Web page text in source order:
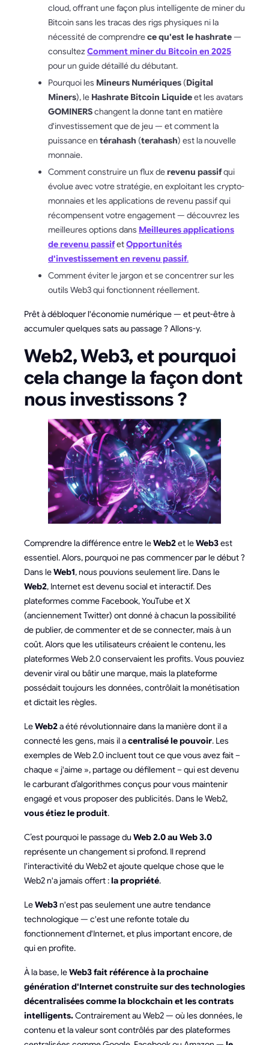
cloud, offrant une façon plus intelligente de miner du
Bitcoin sans les tracas des rigs physiques ni la
nécessité de comprendrece qu'est le hashrate—
consultezComment miner du Bitcoin en 2025
pour un guide détaillé du débutant.
Pourquoi les Mineurs Numériques (Digital
Miners), le Hashrate Bitcoin Liquideet les avatars
GOMINERSchangent la donne tant en matière
d'investissement que de jeu — et comment la
puissance en térahash (terahash) est la nouvelle
monnaie.
Comment construire un flux derevenu passifqui
évolue avec votre stratégie, en exploitant les crypto-
monnaies et les applications de revenu passif qui
récompensent votre engagement — découvrez les
meilleures options dans Meilleures applications
de revenu passifetOpportunités
d'investissement en revenu passif.
Comment éviter le jargon et se concentrer sur les
outils Web3 qui fonctionnent réellement.
Prêt à débloquer l'économie numérique — et peut-être à
accumuler quelques sats au passage ? Allons-y.
Web2, Web3, et pourquoi
cela change la façon dont
nous investissons ?
Comprendre la différence entre leWeb2et leWeb3est
essentiel. Alors, pourquoi ne pas commencer par le début ?
Dans leWeb1, nous pouvions seulement lire. Dans le
Web2, Internet est devenu social et interactif. Des
plateformes comme Facebook, YouTube et X
(anciennement Twitter) ont donné à chacun la possibilité
de publier, de commenter et de se connecter, mais à un
coût. Alors que les utilisateurs créaient le contenu, les
plateformes Web 2.0 conservaient les profits. Vous pouviez
devenir viral ou bâtir une marque, mais la plateforme
possédait toujours les données, contrôlait la monétisation
et dictait les règles.
LeWeb2a été révolutionnaire dans la manière dont il a
connecté les gens, mais il acentralisé le pouvoir. Les
exemples de Web 2.0 incluent tout ce que vous avez fait –
chaque « j'aime », partage ou défilement – qui est devenu
le carburant d’algorithmes conçus pour vous maintenir
engagé et vous proposer des publicités. Dans le Web2,
vous étiez le produit.
C’est pourquoi le passage du Web 2.0 au Web 3.0
représente un changement si profond. Il reprend
l'interactivité du Web2 et ajoute quelque chose que le
Web2 n'a jamais offert :la propriété.
LeWeb3n'est pas seulement une autre tendance
technologique — c'est une refonte totale du
fonctionnement d'Internet, et plus important encore, de
qui en profite.
À la base, leWeb3 fait référence à la prochaine
génération d'Internet construite sur des technologies
décentralisées comme la blockchain et les contrats
intelligents.Contrairement au Web2 — où les données, le
contenu et la valeur sont contrôlés par des plateformes